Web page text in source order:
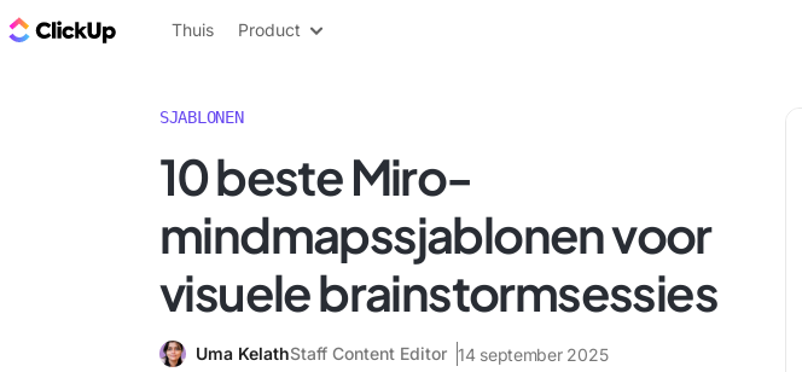
ClickUp Blog
Thuis Product
SJABLONEN
10 beste Miro-
mindmapssjablonen voor
visuele brainstormsessies
Uma KelathStaff Content Editor 14 september 2025